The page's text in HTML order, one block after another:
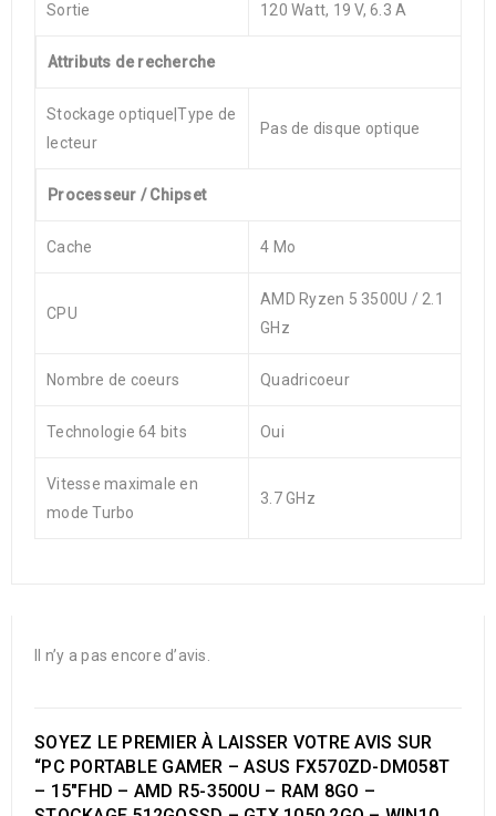
Sortie 120 Watt, 19 V, 6.3 A
Attributs de recherche
Stockage optique|Type de
lecteur
Pas de disque optique
Processeur / Chipset
Cache 4 Mo
CPU
AMD Ryzen 5 3500U / 2.1
GHz
Nombre de coeurs Quadricoeur
Technologie 64 bits Oui
Vitesse maximale en
mode Turbo
3.7 GHz
Il n’y a pas encore d’avis.
SOYEZ LE PREMIER À LAISSER VOTRE AVIS SUR
“PC PORTABLE GAMER – ASUS FX570ZD-DM058T
– 15″FHD – AMD R5-3500U – RAM 8GO –